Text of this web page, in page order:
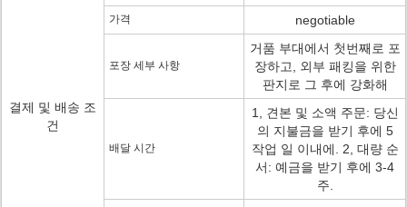
결제 및 배송 조
건
가격 negotiable
포장 세부 사항
거품 부대에서 첫번째로 포
장하고, 외부 패킹을 위한
판지로 그 후에 강화해
배달 시간
1, 견본 및 소액 주문: 당신
의 지불금을 받기 후에 5
작업 일 이내에. 2, 대량 순
서: 예금을 받기 후에 3-4
주.